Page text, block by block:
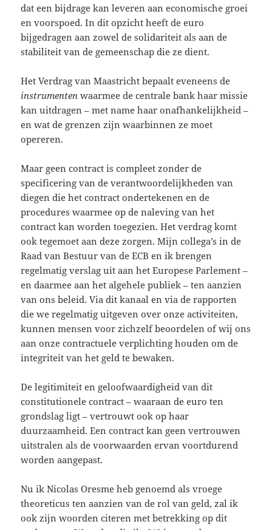
dat een bijdrage kan leveren aan economische groei
en voorspoed. In dit opzicht heeft de euro
bijgedragen aan zowel de solidariteit als aan de
stabiliteit van de gemeenschap die ze dient.
Het Verdrag van Maastricht bepaalt eveneens de
instrumentenwaarmee de centrale bank haar missie
kan uitdragen – met name haar onafhankelijkheid –
en wat de grenzen zijn waarbinnen ze moet
opereren.
Maar geen contract is compleet zonder de
specificering van de verantwoordelijkheden van
diegen die het contract ondertekenen en de
procedures waarmee op de naleving van het
contract kan worden toegezien. Het verdrag komt
ook tegemoet aan deze zorgen. Mijn collega’s in de
Raad van Bestuur van de ECB en ik brengen
regelmatig verslag uit aan het Europese Parlement –
en daarmee aan het algehele publiek – ten aanzien
van ons beleid. Via dit kanaal en via de rapporten
die we regelmatig uitgeven over onze activiteiten,
kunnen mensen voor zichzelf beoordelen of wij ons
aan onze contractuele verplichting houden om de
integriteit van het geld te bewaken.
De legitimiteit en geloofwaardigheid van dit
constitutionele contract – waaraan de euro ten
grondslag ligt – vertrouwt ook op haar
duurzaamheid. Een contract kan geen vertrouwen
uitstralen als de voorwaarden ervan voortdurend
worden aangepast.
Nu ik Nicolas Oresme heb genoemd als vroege
theoreticus ten aanzien van de rol van geld, zal ik
ook zijn woorden citeren met betrekking op dit